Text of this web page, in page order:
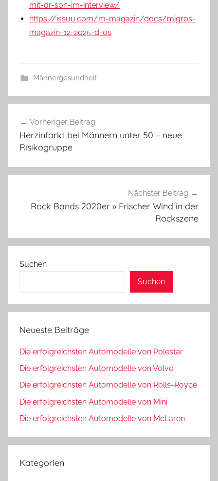
mit-dr-son-im-interview/
https://issuu.com/m-magazin/docs/migros-
magazin-12-2025-d-os
Männergesundheit
Vorheriger Beitrag
Herzinfarkt bei Männern unter 50 – neue
Risikogruppe
Nächster Beitrag
Rock Bands 2020er » Frischer Wind in der
Rockszene
Suchen
Suchen
Neueste Beiträge
Die erfolgreichsten Automodelle von Polestar
Die erfolgreichsten Automodelle von Volvo
Die erfolgreichsten Automodelle von Rolls-Royce
Die erfolgreichsten Automodelle von Mini
Die erfolgreichsten Automodelle von McLaren
Kategorien